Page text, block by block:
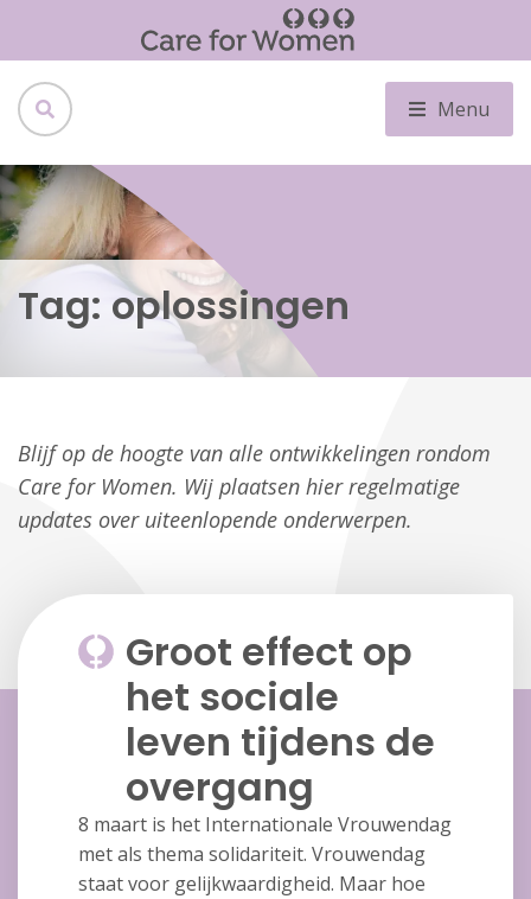
Menu
Tag: oplossingen
Blijf op de hoogte van alle ontwikkelingen rondom
Care for Women. Wij plaatsen hier regelmatige
updates over uiteenlopende onderwerpen.
Groot effect op
het sociale
leven tijdens de
overgang
8 maart is het Internationale Vrouwendag
met als thema solidariteit. Vrouwendag
staat voor gelijkwaardigheid. Maar hoe